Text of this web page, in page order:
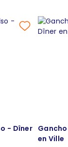
- Dîner
en Ville